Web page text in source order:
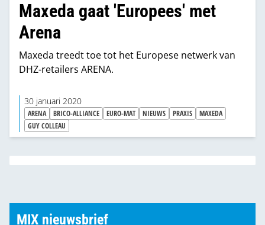
Maxeda gaat 'Europees' met
Arena
Maxeda treedt toe tot het Europese netwerk van
DHZ-retailers ARENA.
30 januari 2020
ARENA BRICO-ALLIANCE EURO-MAT NIEUWS PRAXIS
MAXEDA
GUY COLLEAU
MIX nieuwsbrief